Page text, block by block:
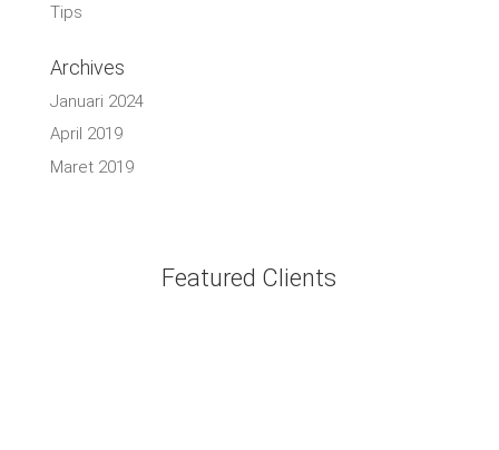
Tips
Archives
Januari 2024
April 2019
Maret 2019
Featured Clients